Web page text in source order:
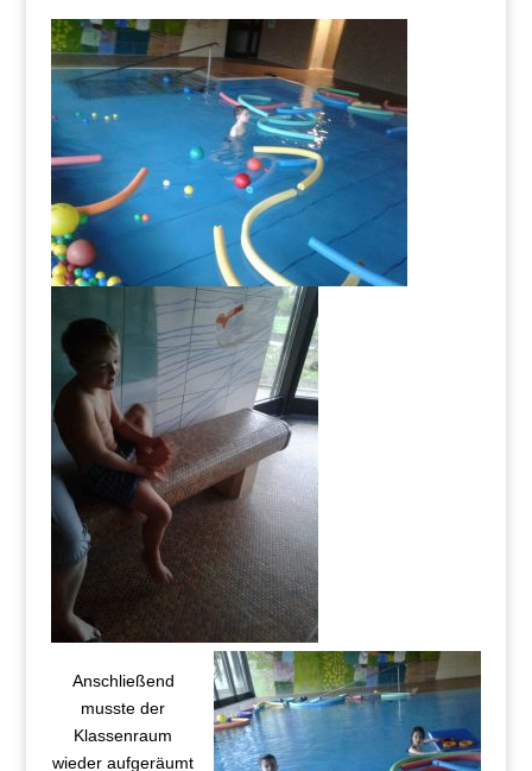
Anschließend
musste der
Klassenraum
wieder aufgeräumt